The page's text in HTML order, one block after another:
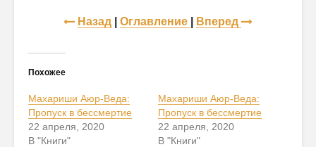
Назад Оглавление Вперед
Похожее
Махариши Аюр-Веда:
Пропуск в бессмертие
22 апреля, 2020
В "Книги"
Махариши Аюр-Веда:
Пропуск в бессмертие
22 апреля, 2020
В "Книги"